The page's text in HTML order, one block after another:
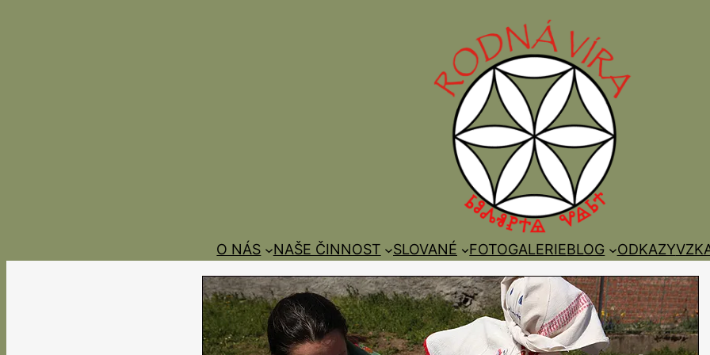
O NÁS NAŠE ČINNOST SLOVANÉ FOTOGALERIEBLOG ODKAZY